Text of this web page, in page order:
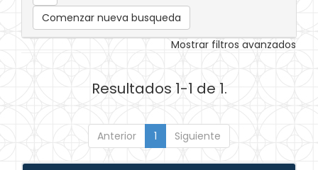
Comenzar nueva busqueda
Mostrar filtros avanzados
Resultados 1-1 de 1.
Anterior 1 Siguiente